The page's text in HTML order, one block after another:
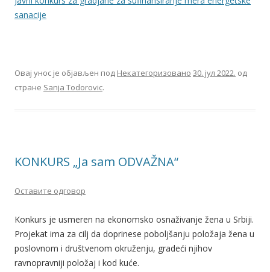
sanacije
Овај унос је објављен под Некатегоризовано 30. јул 2022. од
стране Sanja Todorovic.
KONKURS „Ja sam ODVAŽNA“
Оставите одговор
Konkurs je usmeren na ekonomsko osnaživanje žena u Srbiji.
Projekat ima za cilj da doprinese poboljšanju položaja žena u
poslovnom i društvenom okruženju, gradeći njihov
ravnopravniji položaj i kod kuće.